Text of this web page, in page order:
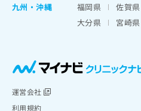
九州・沖縄
福岡県 佐賀県
大分県
宮崎県
運営会社
利用規約